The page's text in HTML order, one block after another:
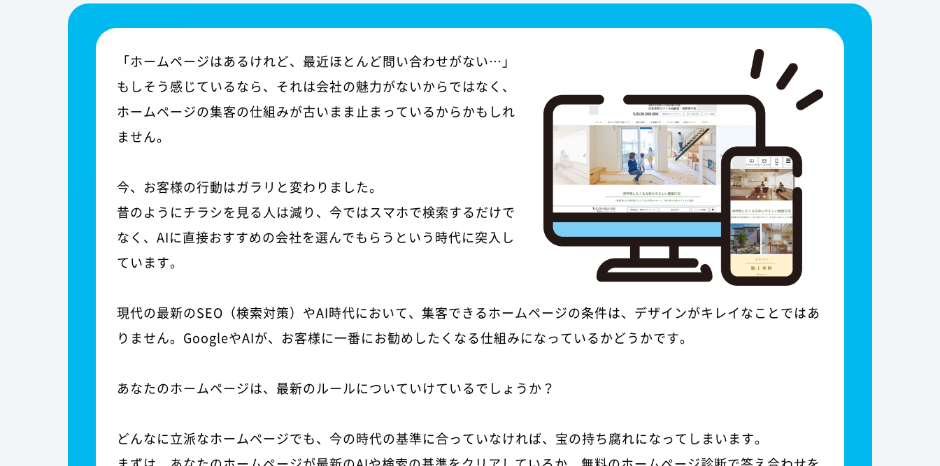
「ホームページはあるけれど、最近ほとんど問い合わせがない…」
もしそう感じているなら、それは会社の魅力がないからではなく、
ホームページの集客の仕組みが古いまま止まっているからかもしれ
ません。
今、お客様の行動はガラリと変わりました。
昔のようにチラシを見る人は減り、今ではスマホで検索するだけで
なく、AIに直接おすすめの会社を選んでもらうという時代に突入し
ています。
現代の最新のSEO（検索対策）やAI時代において、集客できるホームページの条件は、デザインがキレイなことではあ
りません。GoogleやAIが、お客様に一番にお勧めしたくなる仕組みになっているかどうかです。
あなたのホームページは、最新のルールについていけているでしょうか？
どんなに立派なホームページでも、今の時代の基準に合っていなければ、宝の持ち腐れになってしまいます。